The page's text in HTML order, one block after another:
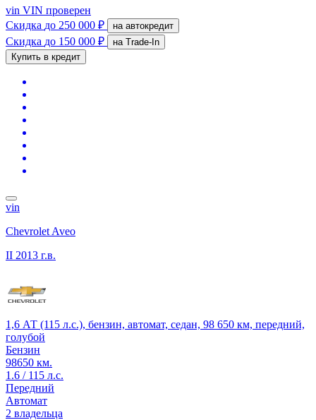
vin VIN проверен
Скидка до 250 000 ₽ на автокредит
Скидка до 150 000 ₽
на Trade-In
Купить в кредит
vin
Chevrolet Aveo
II 2013 г.в.
1,6 АТ (115 л.с.), бензин, автомат, седан, 98 650 км, передний,
голубой
Бензин
98650 км.
1.6 / 115 л.с.
Передний
Автомат
2 владельца